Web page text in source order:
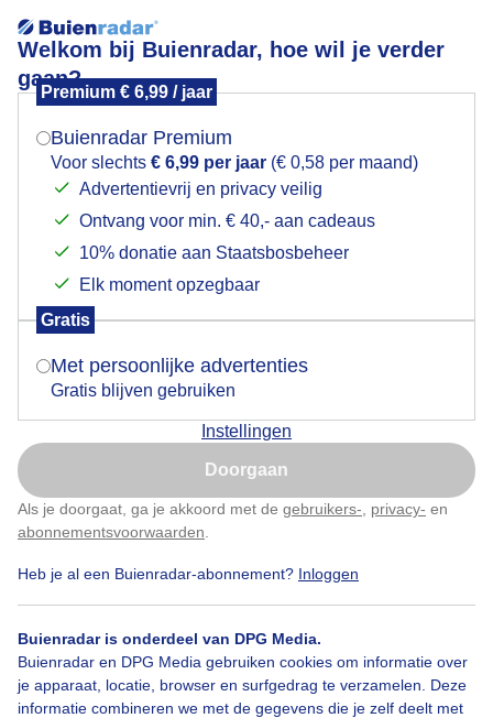
Welkom bij Buienradar, hoe wil je verder
gaan?
Premium € 6,99 / jaar
Buienradar Premium
Voor slechts € 6,99 per jaar (€ 0,58 per maand)
Advertentievrij en privacy veilig
Ontvang voor min. € 40,- aan cadeaus
10% donatie aan Staatsbosbeheer
Elk moment opzegbaar
Gratis
Met persoonlijke advertenties
Gratis blijven gebruiken
Instellingen
Doorgaan
Als je doorgaat, ga je akkoord met de gebruikers- privacy- en
abonnementsvoorwaarden
Heb je al een Buienradar-abonnement? Inloggen
Buienradar is onderdeel van DPG Media.
Buienradar en DPG Media gebruiken cookies om informatie over
je apparaat, locatie, browser en surfgedrag te verzamelen. Deze
informatie combineren we met de gegevens die je zelf deelt met
Bui in aantocht.
Door: Erica van Leeuwen-de Bruijn
Gemaakt: 11-09-2025, 20x bekeken
Bekijk slideshow
Mogen we je locatie gebruiken voor het
Indien je hier nog geen akkoord op hebt gegeven,
verschijnt er zo een pop-up uit je browser waarin
Is goed, toon de popup
Nu niet, misschien later
Klik hierom dit aan te passen